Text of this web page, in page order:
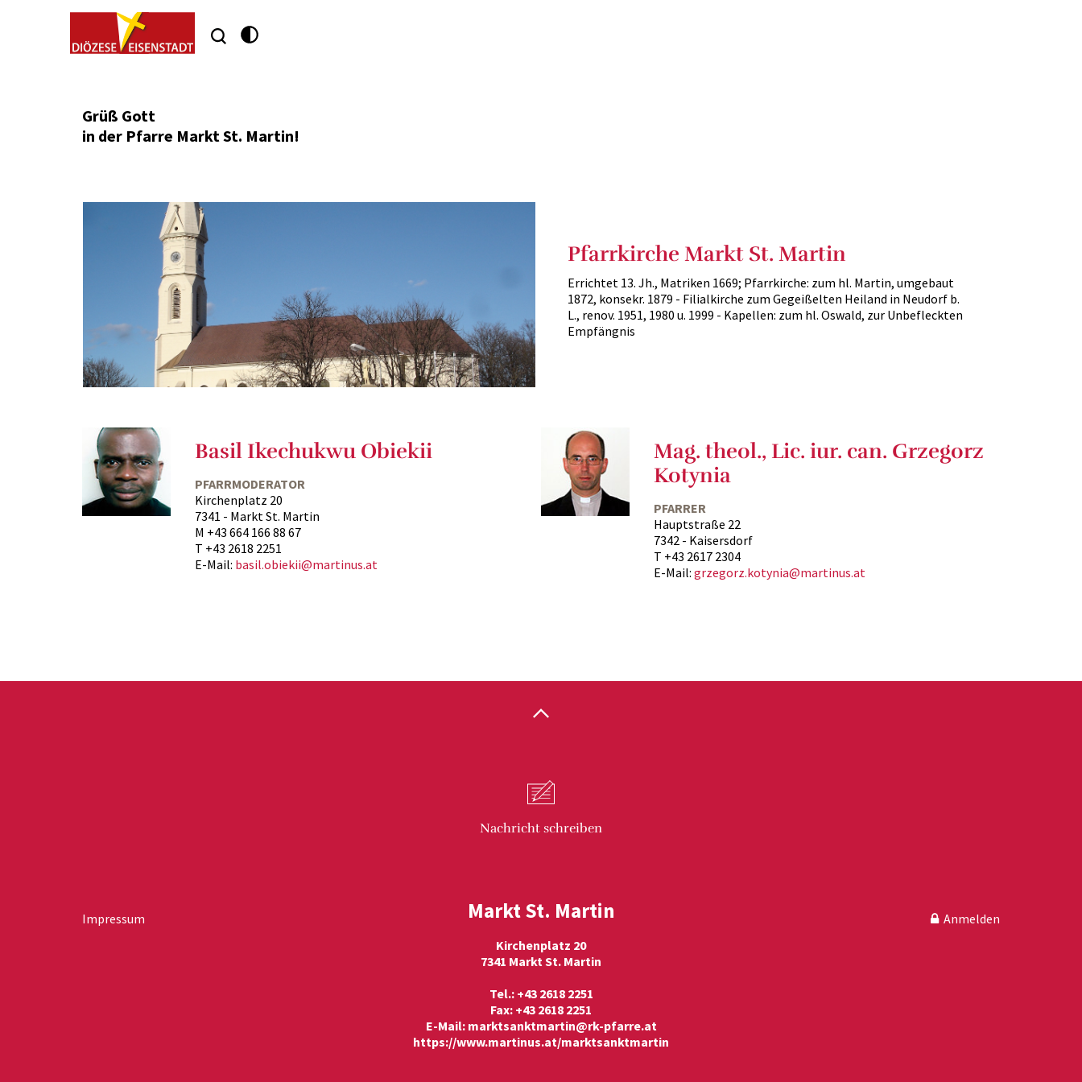
Markt St. Martin
Grüß Gott
in der Pfarre Markt St. Martin!
Pfarrkirche Markt St. Martin
Errichtet 13. Jh., Matriken 1669; Pfarrkirche: zum hl. Martin, umgebaut
1872, konsekr. 1879 - Filialkirche zum Gegeißelten Heiland in Neudorf b.
L., renov. 1951, 1980 u. 1999 - Kapellen: zum hl. Oswald, zur Unbefleckten
Empfängnis
Basil Ikechukwu Obiekii
PFARRMODERATOR
Kirchenplatz 20
7341 - Markt St. Martin
M +43 664 166 88 67
T +43 2618 2251
E-Mail: basil.obiekii@martinus.at
Mag. theol., Lic. iur. can. Grzegorz
Kotynia
PFARRER
Hauptstraße 22
7342 - Kaisersdorf
T +43 2617 2304
E-Mail: grzegorz.kotynia@martinus.at
Nachricht schreiben
Markt St. Martin
Kirchenplatz 20
7341 Markt St. Martin
Tel.: +43 2618 2251
Fax: +43 2618 2251
E-Mail: marktsanktmartin@rk-pfarre.at
https://www.martinus.at/marktsanktmartin
Impressum Anmelden